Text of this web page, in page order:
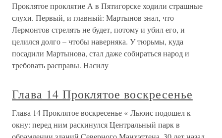
Проклятое проклятие А в Пятигорске ходили страшные
слухи. Первый, и главный: Мартынов знал, что
Лермонтов стрелять не будет, потому и убил его, и
целился долго – чтобы наверняка. У тюрьмы, куда
посадили Мартынова, стал даже собираться народ и
требовать расправы. Насилу
Глава 14 Проклятое воскресенье
Глава 14 Проклятое воскресенье « Льюис подошел к
окну: перед ним раскинулся Центральный парк в